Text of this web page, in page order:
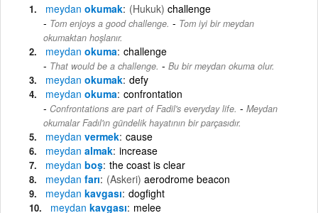
meydan okumak (Hukuk) challenge
Tom enjoys a good challenge. - Tom iyi bir meydan
okumaktan hoşlanır.
meydan okuma challenge
That would be a challenge. - Bu bir meydan okuma olur.
meydan okumak defy
meydan okuma confrontation
Confrontations are part of Fadil's everyday life. - Meydan
okumalar Fadıl'ın gündelik hayatının bir parçasıdır.
meydan vermek cause
meydan almak increase
meydan boş the coast is clear
meydan farı (Askeri) aerodrome beacon
meydan kavgası dogfight
meydan kavgası melee